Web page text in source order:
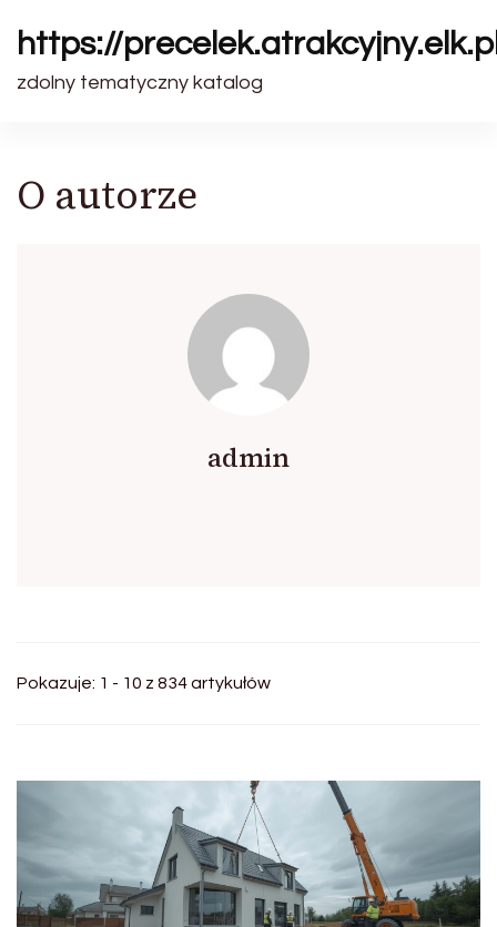
https://
zdolny tematyczny katalog
O autorze
admin
Pokazuje: 1 - 10 z 834 artykułów